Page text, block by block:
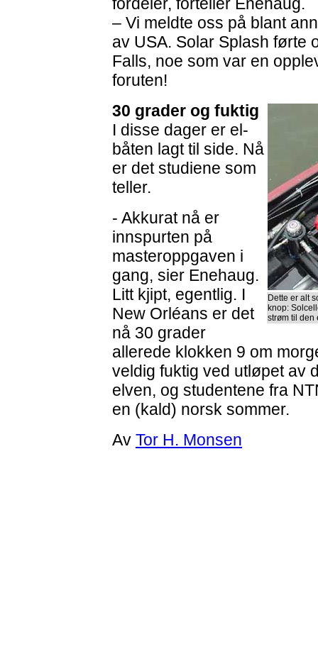
– Vi meldte oss på blant
av USA. Solar Splash førte
Falls, noe som var en
foruten!
Dette er alt
knop:
strøm til den
30 grader og fuktig
I disse dager er el-
båten lagt til side. Nå
er det studiene som
teller.
- Akkurat nå er
innspurten på
masteroppgaven i
gang, sier Enehaug.
Litt kjipt, egentlig. I
New Orléans er det
nå 30 grader
allerede klokken 9 om
veldig fuktig ved utløpet av
elven, og studentene fra
en (kald) norsk sommer.
Av Tor H. Monsen